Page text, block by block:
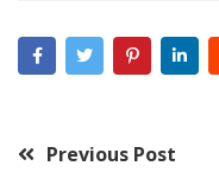
Previous Post